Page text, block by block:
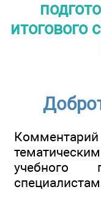
итогового
учебного